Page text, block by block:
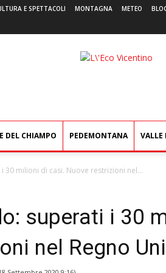
E SPETTACOLI MONTAGNA METEO
L'Eco
DEL CHIAMPO PEDEMONTANA VALLE
milioni di casi. Nuove restrizioni nel...
superati i 30
nel Regno